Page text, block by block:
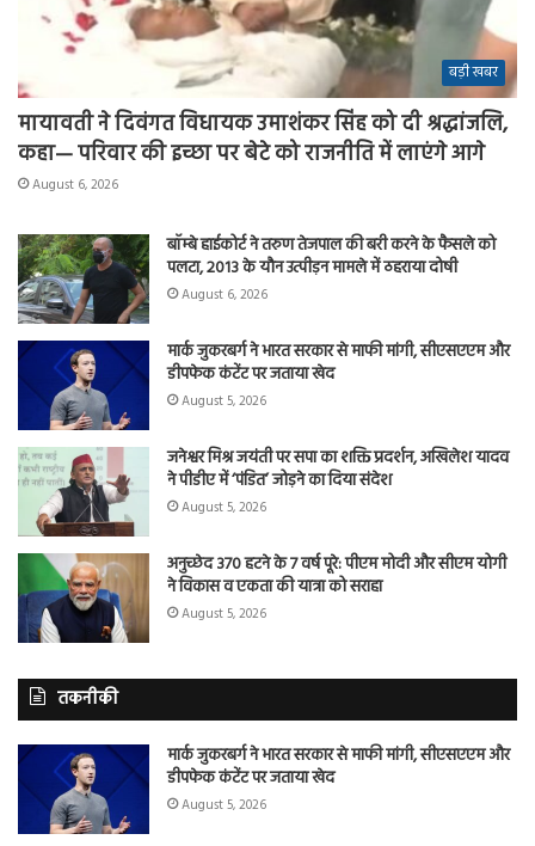
बड़ी खबर
मायावती ने दिवंगत विधायक उमाशंकर सिंह को दी श्रद्धांजलि,
कहा— परिवार की इच्छा पर बेटे को राजनीति में लाएंगे आगे
August 6, 2026
बॉम्बे हाईकोर्ट ने तरुण तेजपाल की बरी करने के फैसले को
पलटा, 2013 के यौन उत्पीड़न मामले में ठहराया दोषी
August 6, 2026
मार्क जुकरबर्ग ने भारत सरकार से माफी मांगी, सीएसएएम और
डीपफेक कंटेंट पर जताया खेद
August 5, 2026
जनेश्वर मिश्र जयंती पर सपा का शक्ति प्रदर्शन, अखिलेश यादव
ने पीडीए में ‘पंडित’ जोड़ने का दिया संदेश
August 5, 2026
अनुच्छेद 370 हटने के 7 वर्ष पूरे: पीएम मोदी और सीएम योगी
ने विकास व एकता की यात्रा को सराहा
August 5, 2026
तकनीकी
मार्क जुकरबर्ग ने भारत सरकार से माफी मांगी, सीएसएएम और
डीपफेक कंटेंट पर जताया खेद
August 5, 2026